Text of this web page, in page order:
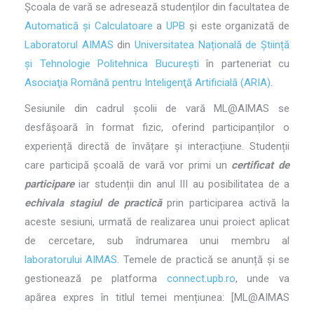
Școala de vară se adresează studenților din facultatea de
Automatică și Calculatoare a UPB și este organizată de
Laboratorul AIMAS dinUniversitatea Națională de Știință
și Tehnologie Politehnica București în parteneriat cu
Asociaţia Română pentru Inteligenţă Artificială (ARIA).
Sesiunile din cadrul școlii de vară ML@AIMAS se
desfășoară în format fizic, oferind participanților o
experiență directă de învățare și interacțiune. Studenții
care participă școală de vară vor primi un certificat de
participareiar studenții din anul III au posibilitatea de a
echivala stagiul de practică prin participarea activă la
aceste sesiuni, urmată de realizarea unui proiect aplicat
de cercetare, sub îndrumarea unui membru al
laboratorului AIMAS. Temele de practică se anunță și se
gestionează pe platforma connect.upb.ro, unde va
apărea expres în titlul temei mențiunea: [ML@AIMAS